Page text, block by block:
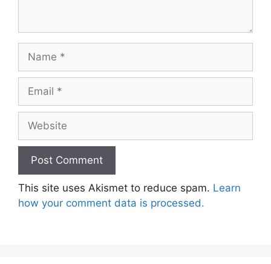
Name
Email
Website
This site uses Akismet to reduce spam. Learn
how your comment data is processed.